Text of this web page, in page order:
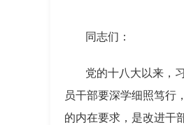
同志们：
党的十八大以来，
员干部要深学细照笃行
的内在要求，是改进干